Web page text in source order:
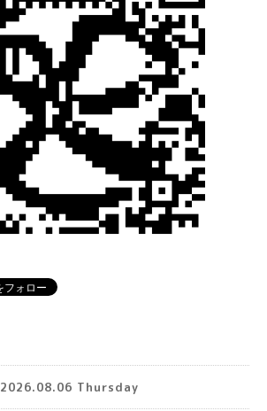
2026.08.06 Thursday